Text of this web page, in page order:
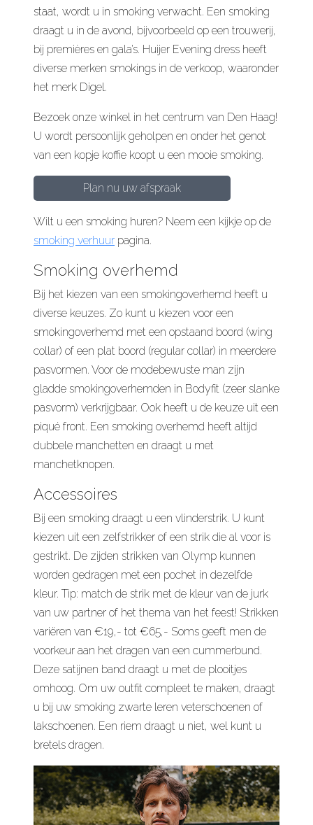
staat, wordt u in smoking verwacht. Een smoking
draagt u in de avond, bijvoorbeeld op een trouwerij,
bij premières en gala’s. Huijer Evening dress heeft
diverse merken smokings in de verkoop, waaronder
het merk Digel.
Bezoek onze winkel in het centrum van Den Haag!
U wordt persoonlijk geholpen en onder het genot
van een kopje koffie koopt u een mooie smoking.
Plan nu uw afspraak
Wilt u een smoking huren? Neem een kijkje op de
smoking verhuur pagina.
Smoking overhemd
Bij het kiezen van een smokingoverhemd heeft u
diverse keuzes. Zo kunt u kiezen voor een
smokingoverhemd met een opstaand boord (wing
collar) of een plat boord (regular collar) in meerdere
pasvormen. Voor de modebewuste man zijn
gladde smokingoverhemden in Bodyfit (zeer slanke
pasvorm) verkrijgbaar. Ook heeft u de keuze uit een
piqué front. Een smoking overhemd heeft altijd
dubbele manchetten en draagt u met
manchetknopen.
Accessoires
Bij een smoking draagt u een vlinderstrik. U kunt
kiezen uit een zelfstrikker of een strik die al voor is
gestrikt. De zijden strikken van Olymp kunnen
worden gedragen met een pochet in dezelfde
kleur. Tip: match de strik met de kleur van de jurk
van uw partner of het thema van het feest! Strikken
variëren van €19,- tot €65,- Soms geeft men de
voorkeur aan het dragen van een cummerbund.
Deze satijnen band draagt u met de plooitjes
omhoog. Om uw outfit compleet te maken, draagt
u bij uw smoking zwarte leren veterschoenen of
lakschoenen. Een riem draagt u niet, wel kunt u
bretels dragen.